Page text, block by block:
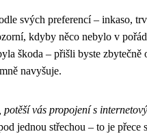
svých preferencí – inkaso,
kdyby něco nebylo v
škoda – přišli byste zbytečně
navyšuje.
vás propojení s
jednou střechou – to je přece